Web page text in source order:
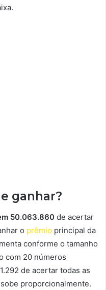
ganhar?
50.063.860 de acertar
o prêmio principal da
conforme o tamanho
com 20 números
de acertar todas as
proporcionalmente.